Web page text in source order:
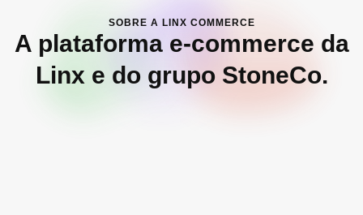
SOBRE A LINX COMMERCE
A plataforma e‑commerce da
Linx e do grupo StoneCo.